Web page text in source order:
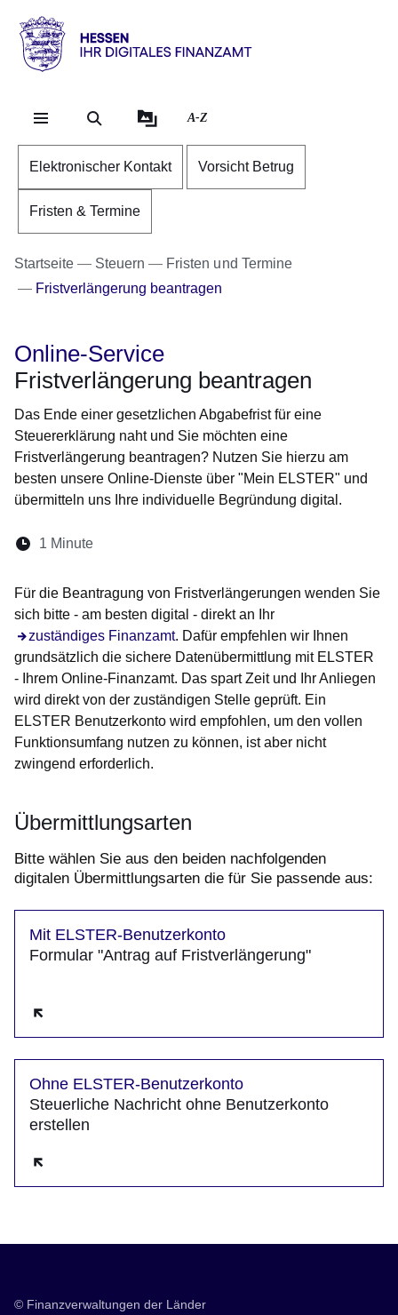
Direkt zum Kopf der
Direkt zum Inhalt
Direkt zum Fuß der
Hessen
Ihr
Finanzamt
A-Z
Elektronischer Kontakt Vorsicht Betrug
Fristen & Termine
Startseite Steuern
Fristen und Termine
Fristverlängerung beantragen
Online-Service
Fristverlängerung beantragen
Das Ende einer gesetzlichen Abgabefrist für eine
Steuererklärung naht und Sie möchten eine
Fristverlängerung beantragen? Nutzen Sie hierzu am
besten unsere Online-Dienste über "Mein ELSTER" und
übermitteln uns Ihre individuelle Begründung digital.
Lesedauer:
1 Minute
Für die Beantragung von Fristverlängerungen wenden Sie
sich bitte - am besten digital - direkt an Ihr
zuständiges Finanzamt. Dafür empfehlen wir Ihnen
grundsätzlich die sichere Datenübermittlung mit ELSTER
- Ihrem Online-Finanzamt. Das spart Zeit und Ihr Anliegen
wird direkt von der zuständigen Stelle geprüft. Ein
ELSTER Benutzerkonto wird empfohlen, um den vollen
Funktionsumfang nutzen zu können, ist aber nicht
zwingend erforderlich.
Übermittlungsarten
Bitte wählen Sie aus den beiden nachfolgenden
digitalen Übermittlungsarten die für Sie passende aus:
Mit ELSTER-Benutzerkonto
Formular "Antrag auf Fristverlängerung"
Ohne ELSTER-Benutzerkonto
Steuerliche Nachricht ohne Benutzerkonto
erstellen
© Finanzverwaltungen der Länder